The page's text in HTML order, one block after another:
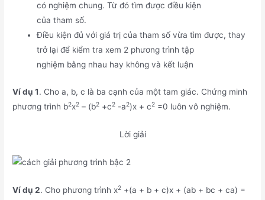
có nghiệm chung. Từ đó tìm được điều kiện
của tham số.
Điều kiện đủ với giá trị của tham số vừa tìm được, thay
trở lại để kiểm tra xem 2 phương trình tập
nghiệm bằng nhau hay không và kết luận
Ví dụ 1. Cho a, b, c là ba cạnh của một tam giác. Chứng minh
phương trình b2x2 – (b2 +c2 -a2)x + c2 =0 luôn vô nghiệm.
Lời giải
Ví dụ 2. Cho phương trình x2 +(a + b + c)x + (ab + bc + ca) =